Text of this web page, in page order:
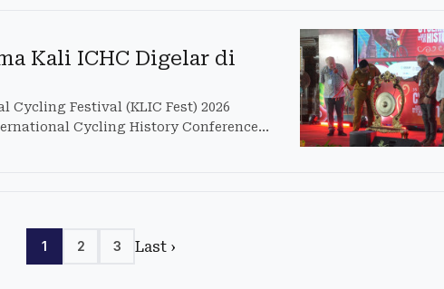
Kali ICHC Digelar di
Festival (KLIC Fest) 2026
Cycling History Conference
1 2 3 Last ›